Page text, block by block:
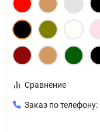
Сравнение
Заказ по телефону: